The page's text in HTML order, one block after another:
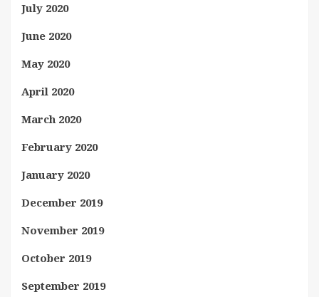
July 2020
June 2020
May 2020
April 2020
March 2020
February 2020
January 2020
December 2019
November 2019
October 2019
September 2019